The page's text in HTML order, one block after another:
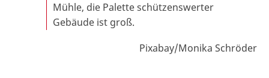
Mühle, die Palette schützenswerter
Gebäude ist groß.
Pixabay/Monika Schröder